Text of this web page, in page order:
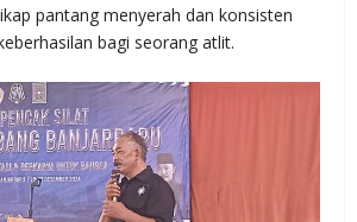
pantang menyerah dan konsisten
bagi seorang atlit.